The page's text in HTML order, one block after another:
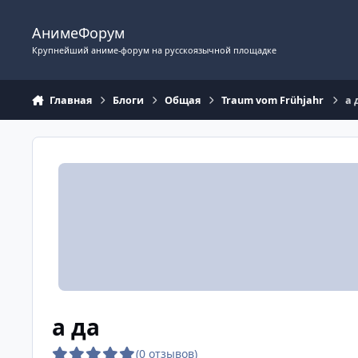
АнимеФорум
Крупнейший аниме-форум на русскоязычной площадке
Главная Блоги Общая Traum vom Frühjahr а
а да
(0 отзывов)